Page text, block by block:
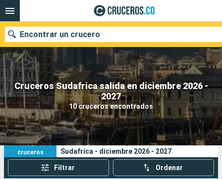
Cruceros Sudafrica salida en diciembre 2026 -
2027
10 cruceros encontrados
Encontrar un crucero
Fecha de salida
Buscar
10
cruceros
Sus criterios de búsqueda:
Sudafrica - diciembre 2026 - 2027
Filtrar Ordenar